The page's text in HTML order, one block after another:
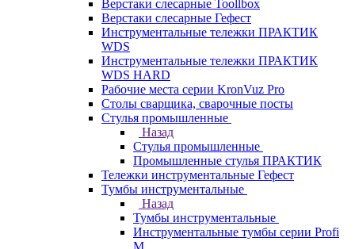
Верстаки слесарные Toollbox
Верстаки слесарные Гефест
Инструментальные тележки ПРАКТИК
WDS
Инструментальные тележки ПРАКТИК
WDS HARD
Рабочие места серии KronVuz Pro
Столы сварщика, сварочные посты
Стулья промышленные
Назад
Стулья промышленные
Промышленные стулья ПРАКТИК
Тележки инструментальные Гефест
Тумбы инструментальные
Назад
Тумбы инструментальные
Инструментальные тумбы серии Profi
M